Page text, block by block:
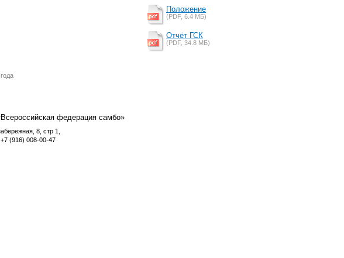
Положение
(PDF, 6.4 MБ)
Отчёт ГСК
(PDF, 34.8 MБ)
федерация самбо»
8, стр 1,
(916) 008-00-47